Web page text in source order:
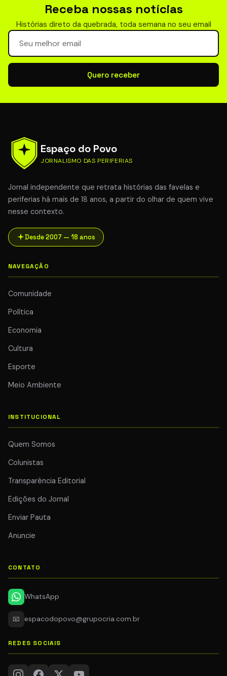
Receba nossas notícias
Histórias direto da quebrada, toda semana no seu email
Seu email para newsletter
Quero receber
Espaço do Povo
JORNALISMO DAS PERIFERIAS
Jornal independente que retrata histórias das favelas e
periferias há mais de 18 anos, a partir do olhar de quem vive
nesse contexto.
Desde 2007 — 18 anos
NAVEGAÇÃO
Comunidade
Política
Economia
Cultura
Esporte
Meio Ambiente
INSTITUCIONAL
Quem Somos
Colunistas
Transparência Editorial
Edições do Jornal
Enviar Pauta
Anuncie
CONTATO
WhatsApp
📧 espacodopovo@grupocria.com.br
REDES SOCIAIS